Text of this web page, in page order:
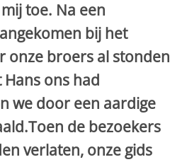
toe. Na een
bij het
onze broers al stonden
ons had
we door een aardige
de bezoekers
verlaten, onze gids